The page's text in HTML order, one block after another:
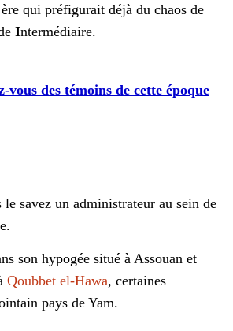
qui préfigurait déjà du chaos de
Intermédiaire.
vous des témoins de cette époque
savez un administrateur au sein de
son hypogée situé à Assouan et
Qoubbet el-Hawa, certaines
pays de Yam.